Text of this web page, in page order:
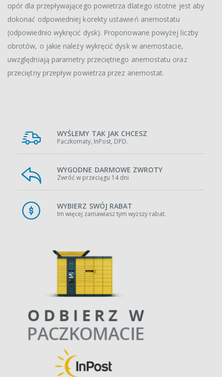
opór dla przepływającego powietrza dlatego istotne jest aby
dokonać odpowiedniej korekty ustawień anemostatu
(odpowiednio wykręcić dysk). Proponowane powyżej liczby
obrotów, o jakie należy wykręcić dysk w anemostacie,
uwzględniają parametry przeciętnego anemostatu oraz
przeciętny przepływ powietrza przez anemostat.
WYŚLEMY TAK JAK CHCESZ
Paczkomaty, InPost, DPD.
WYGODNE DARMOWE ZWROTY
Zwróć w przeciągu 14 dni
WYBIERZ SWÓJ RABAT
Im więcej zamawiasz tym wyższy rabat.